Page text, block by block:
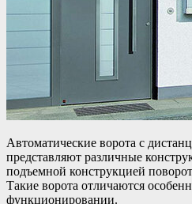
Автоматические ворота с
представляют различные
подъемной конструкцией
Такие ворота отличаются
функционировании.